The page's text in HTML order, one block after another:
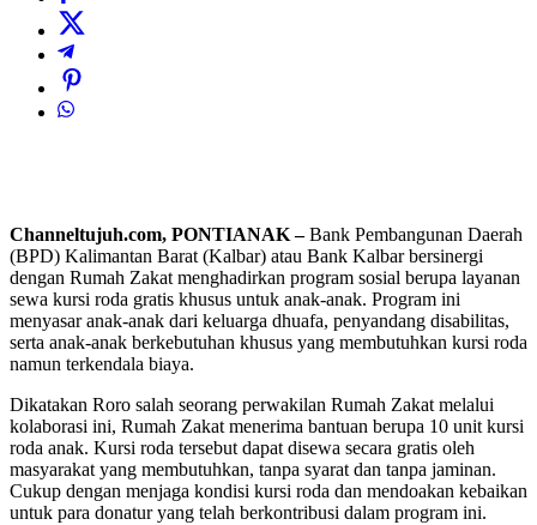
Channeltujuh.com, PONTIANAK –Bank Pembangunan Daerah
(BPD) Kalimantan Barat (Kalbar) atau Bank Kalbar bersinergi
dengan Rumah Zakat menghadirkan program sosial berupa layanan
sewa kursi roda gratis khusus untuk anak-anak. Program ini
menyasar anak-anak dari keluarga dhuafa, penyandang disabilitas,
serta anak-anak berkebutuhan khusus yang membutuhkan kursi roda
namun terkendala biaya.
Dikatakan Roro salah seorang perwakilan Rumah Zakat melalui
kolaborasi ini, Rumah Zakat menerima bantuan berupa 10 unit kursi
roda anak. Kursi roda tersebut dapat disewa secara gratis oleh
masyarakat yang membutuhkan, tanpa syarat dan tanpa jaminan.
Cukup dengan menjaga kondisi kursi roda dan mendoakan kebaikan
untuk para donatur yang telah berkontribusi dalam program ini.